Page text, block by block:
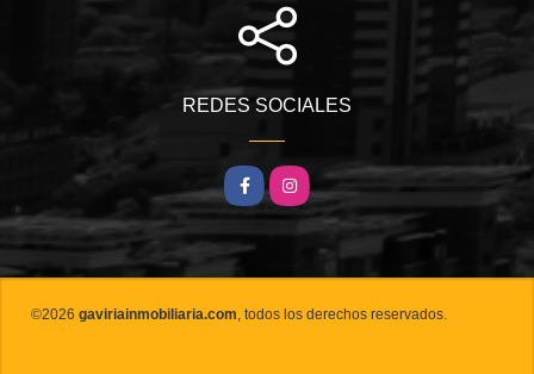
REDES SOCIALES
FacebookInstagram
©2026 gaviriainmobiliaria.com, todos los derechos reservados.